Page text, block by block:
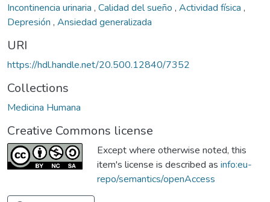
Incontinencia urinaria , Calidad del sueño , Actividad física ,
Depresión , Ansiedad generalizada
URI
https://hdl.handle.net/20.500.12840/7352
Collections
Medicina Humana
Creative Commons license
Except where otherwise noted, this
item's license is described as info:eu-
repo/semantics/openAccess